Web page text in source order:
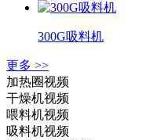
300G吸料机
更多 >>
加热圈视频
干燥机视频
喂料机视频
吸料机视频